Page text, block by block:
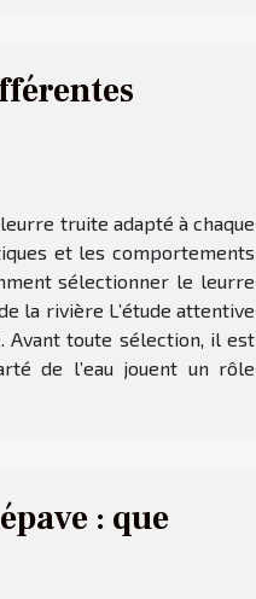
truite adapté à chaque
et les comportements
sélectionner le leurre
la rivière L’étude attentive
toute sélection, il est
de l’eau jouent un rôle
: que